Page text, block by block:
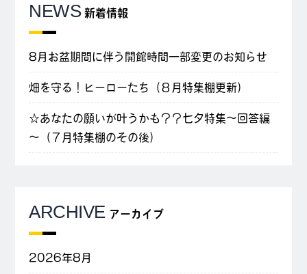
NEWS 新着情報
8月お盆期間に伴う開館時間一部変更のお知らせ
畑を守る！ヒーローたち（８月特集棚更新）
☆あなたの願いが叶うかも？？七夕特集～回答編
～（７月特集棚のその後）
ARCHIVE アーカイブ
2026年8月